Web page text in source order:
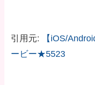
引用元:
【iOS/
ービー★5523